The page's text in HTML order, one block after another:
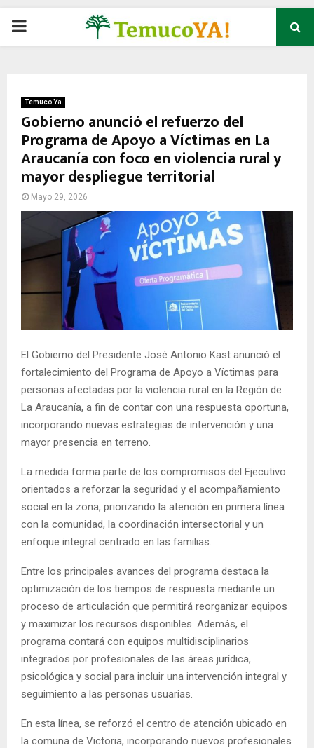
P
M
A
R
Y
M
E
N
U
Temuco Ya
Gobierno anunció el refuerzo del
Programa de Apoyo a Víctimas en La
Araucanía con foco en violencia rural y
mayor despliegue territorial
Mayo 29, 2026
El Gobierno del Presidente José Antonio Kast anunció el
fortalecimiento del Programa de Apoyo a Víctimas para
personas afectadas por la violencia rural en la Región de
La Araucanía, a fin de contar con una respuesta oportuna,
incorporando nuevas estrategias de intervención y una
mayor presencia en terreno.
La medida forma parte de los compromisos del Ejecutivo
orientados a reforzar la seguridad y el acompañamiento
social en la zona, priorizando la atención en primera línea
con la comunidad, la coordinación intersectorial y un
enfoque integral centrado en las familias.
Entre los principales avances del programa destaca la
optimización de los tiempos de respuesta mediante un
proceso de articulación que permitirá reorganizar equipos
y maximizar los recursos disponibles. Además, el
programa contará con equipos multidisciplinarios
integrados por profesionales de las áreas jurídica,
psicológica y social para incluir una intervención integral y
seguimiento a las personas usuarias.
En esta línea, se reforzó el centro de atención ubicado en
la comuna de Victoria, incorporando nuevos profesionales